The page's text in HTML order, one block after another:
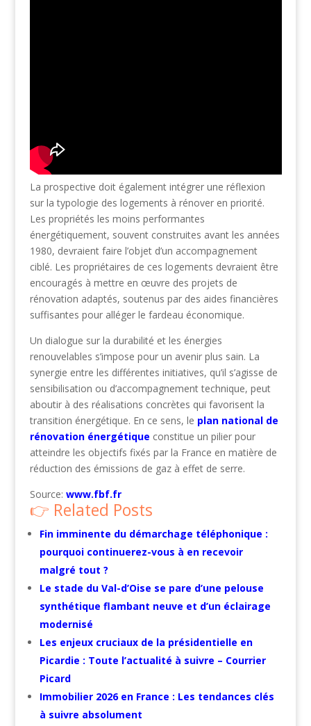
La prospective doit également intégrer une réflexion
sur la typologie des logements à rénover en priorité.
Les propriétés les moins performantes
énergétiquement, souvent construites avant les années
1980, devraient faire l’objet d’un accompagnement
ciblé. Les propriétaires de ces logements devraient être
encouragés à mettre en œuvre des projets de
rénovation adaptés, soutenus par des aides financières
suffisantes pour alléger le fardeau économique.
Un dialogue sur la durabilité et les énergies
renouvelables s’impose pour un avenir plus sain. La
synergie entre les différentes initiatives, qu’il s’agisse de
sensibilisation ou d’accompagnement technique, peut
aboutir à des réalisations concrètes qui favorisent la
transition énergétique. En ce sens, le plan national de
rénovation énergétique constitue un pilier pour
atteindre les objectifs fixés par la France en matière de
réduction des émissions de gaz à effet de serre.
Source: www.fbf.fr
Related Posts
Fin imminente du démarchage téléphonique :
pourquoi continuerez-vous à en recevoir
malgré tout ?
Le stade du Val-d’Oise se pare d’une pelouse
synthétique flambant neuve et d’un éclairage
modernisé
Les enjeux cruciaux de la présidentielle en
Picardie : Toute l’actualité à suivre – Courrier
Picard
Immobilier 2026 en France : Les tendances clés
à suivre absolument